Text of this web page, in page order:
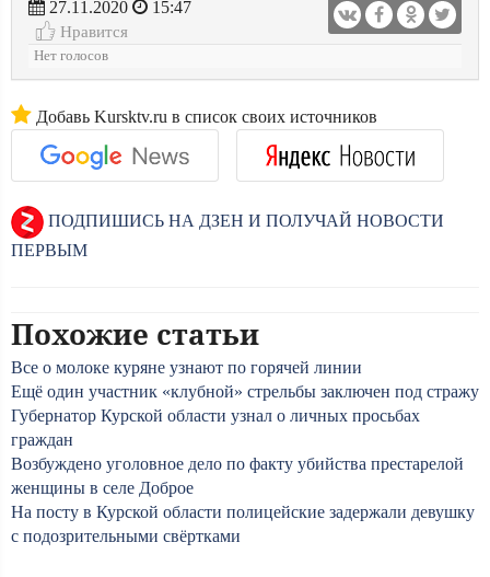
27.11.2020
15:47
Нравится
Нет голосов
Добавь Kursktv.ru в список своих источников
ПОДПИШИСЬ НА ДЗЕН И ПОЛУЧАЙ НОВОСТИ
ПЕРВЫМ
Похожие статьи
Все о молоке куряне узнают по горячей линии
Ещё один участник «клубной» стрельбы заключен под стражу
Губернатор Курской области узнал о личных просьбах
граждан
Возбуждено уголовное дело по факту убийства престарелой
женщины в селе Доброе
На посту в Курской области полицейские задержали девушку
с подозрительными свёртками